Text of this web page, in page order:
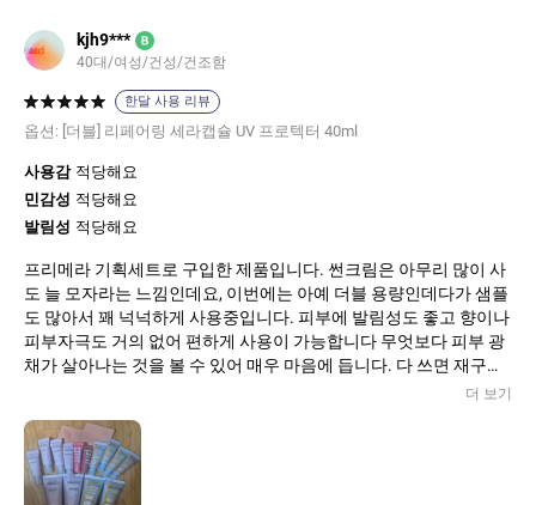
kjh9*** B
40대/여성/건성/건조함
한달 사용 리뷰
옵션: [더블] 리페어링 세라캡슐 UV 프로텍터 40ml
사용감 적당해요
민감성 적당해요
발림성 적당해요
프리메라 기획세트로 구입한 제품입니다. 썬크림은 아무리 많이 사
도 늘 모자라는 느낌인데요, 이번에는 아예 더블 용량인데다가 샘플
도 많아서 꽤 넉넉하게 사용중입니다. 피부에 발림성도 좋고 향이나
피부자극도 거의 없어 편하게 사용이 가능합니다 무엇보다 피부 광
채가 살아나는 것을 볼 수 있어 매우 마음에 듭니다. 다 쓰면 재구매
더 보기